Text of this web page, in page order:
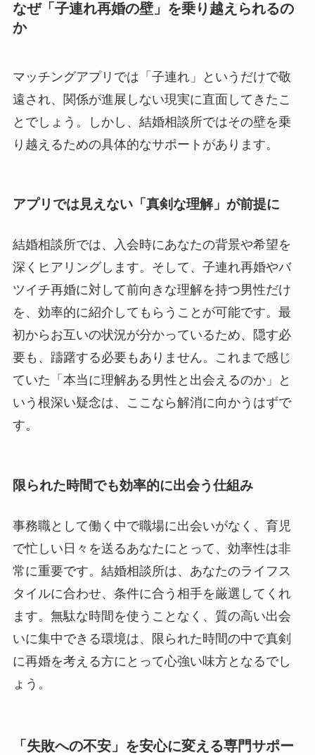
なぜ「子連れ再婚の壁」を乗り越えられるの
か
マッチングアプリでは「子連れ」というだけで敬
遠され、関係が進展しない現実に直面してきたこ
とでしょう。しかし、結婚相談所ではその壁を乗
り越えるための具体的なサポートがあります。
アプリでは見えない「真剣な理解」が前提に
結婚相談所では、入会時にあなたの背景や希望を
深くヒアリングします。そして、子連れ再婚やバ
ツイチ再婚に対して前向きな理解を持つ男性だけ
を、効率的に紹介してもらうことが可能です。最
初からお互いの状況が分かっているため、隠す必
要も、躊躇する必要もありません。これまで感じ
ていた「本当に理解ある男性と出会えるのか」と
いう根深い疑念は、ここなら解消に向かうはずで
す。
限られた時間でも効率的に出会う仕組み
事務職として働く中で職場に出会いがなく、育児
で忙しい日々を送るあなたにとって、効率性は非
常に重要です。結婚相談所は、あなたのライフス
タイルに合わせ、条件に合う相手を厳選してくれ
ます。無駄な時間を使うことなく、質の高い出会
いに集中できる環境は、限られた時間の中で真剣
に再婚を考える方にとって心強い味方となるでし
ょう。
「失敗への不安」を安心に変える専門サポー